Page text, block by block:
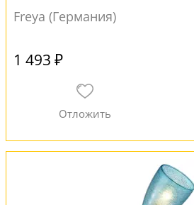
Freya (Германия)
1 493 ₽